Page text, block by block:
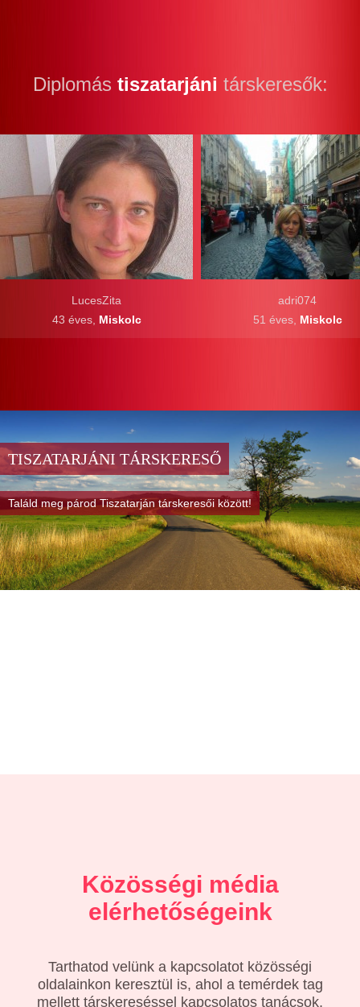
Diplomás tiszatarjáni társkeresők:
LucesZita
43 éves, Miskolc
adri074
51 éves, Miskolc
TISZATARJÁNI TÁRSKERESŐ
Találd meg párod Tiszatarján társkeresői között!
Közösségi média
elérhetőségeink
Tarthatod velünk a kapcsolatot közösségi
oldalainkon keresztül is, ahol a temérdek tag
mellett társkereséssel kapcsolatos tanácsok,